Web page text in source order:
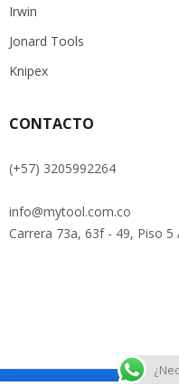
Irwin
Jonard Tools
Knipex
CONTACTO
(+57) 3205992264
info@mytool.com.co
Carrera 73a, 63f - 49, Piso